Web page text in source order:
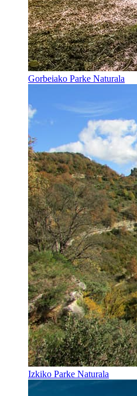
Gorbeiako Parke Naturala
Izkiko Parke Naturala